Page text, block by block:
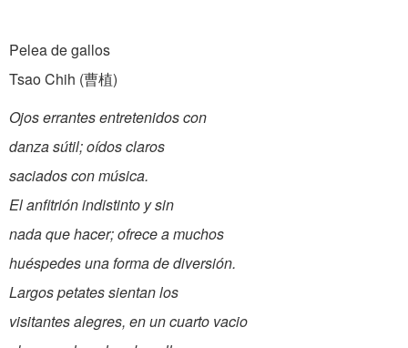
Pelea de gallos
Tsao Chih (曹植)
Ojos errantes entretenidos con
danza sútil; oídos claros
saciados con música.
El anfitrión indistinto y sin
nada que hacer; ofrece a muchos
huéspedes una forma de diversión.
Largos petates sientan los
visitantes alegres, en un cuarto vacio